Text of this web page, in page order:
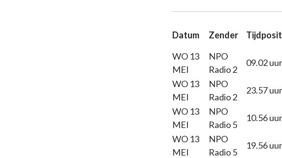
Datum Zender
WO 13
MEI
NPO
Radio 2
09.02 uur
WO 13
MEI
NPO
Radio 2
23.57 uur
WO 13
MEI
NPO
Radio 5
10.56 uur
WO 13
MEI
NPO
Radio 5
19.56 uur